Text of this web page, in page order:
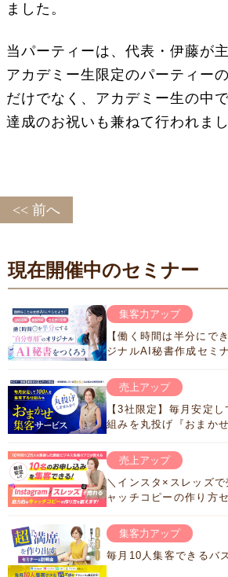
ました。
当パーティーは、代表・伊藤が
アカデミー生限定のパーティー
だけでなく、アカデミー生の中
達成のお祝いも兼ねて行われまし
<< 前へ
現在開催中のセミナー
集客力アップ
【働く時間は半分にで
ジナルAI秘書作成セミ
売上アップ
【3社限定】毎月安定
組みを丸投げ『おまかせ
売上アップ
＼インスタ×スレッズ
ャッチコピーの作り方
集客力アップ
毎月10人集客できるバ